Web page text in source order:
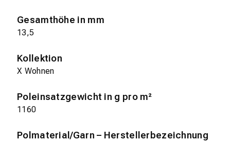
Gesamthöhe in mm
13,5
Kollektion
X Wohnen
Poleinsatzgewicht in g pro m²
1160
Polmaterial/Garn – Herstellerbezeichnung